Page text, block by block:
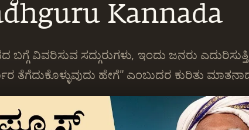
Kannada
ವಿವರಿಸುವ ಸದ್ಗುರುಗಳು, ಇಂದು ಜನರು
ತೆಗೆದುಕೊಳ್ಳುವುದು ಹೇಗೆ" ಎಂಬುದರ ಕುರಿತು